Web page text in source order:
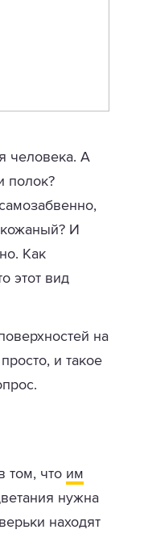
человека. А
полок?
И
Как
этот вид
на
и такое
том, что им
нужна
находят